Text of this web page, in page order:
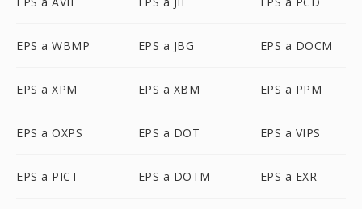
EPS a WBMP EPS a JBG EPS a DOCM
EPS a XPM EPS a XBM EPS a PPM
EPS a OXPS EPS a DOT EPS a VIPS
EPS a PICT EPS a DOTM EPS a EXR